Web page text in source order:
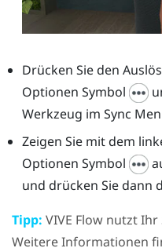
Drücken Sie den
Optionen Symbol
Werkzeug im Sync
Zeigen Sie mit dem
Optionen Symbol
und drücken Sie dann
Tipp: VIVE Flow nutzt Ihr
Weitere Informationen